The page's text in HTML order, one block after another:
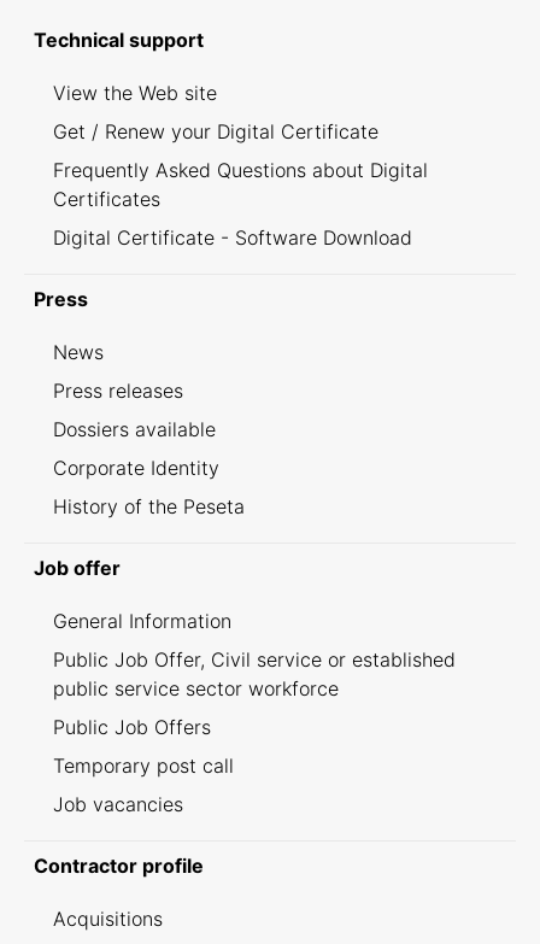
Technical support
View the Web site
Get / Renew your Digital Certificate
Frequently Asked Questions about Digital
Certificates
Digital Certificate - Software Download
Press
News
Press releases
Dossiers available
Corporate Identity
History of the Peseta
Job offer
General Information
Public Job Offer, Civil service or established
public service sector workforce
Public Job Offers
Temporary post call
Job vacancies
Contractor profile
Acquisitions